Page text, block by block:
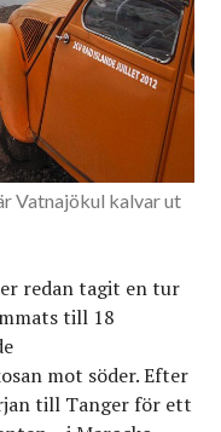
Vatnajökul kalvar ut
redan tagit en tur
till 18
mot söder. Efter
till Tanger för ett